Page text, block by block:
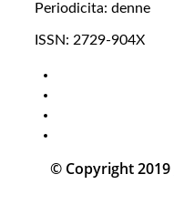
Periodicita: denne
ISSN: 2729-904X
© Copyright 2019